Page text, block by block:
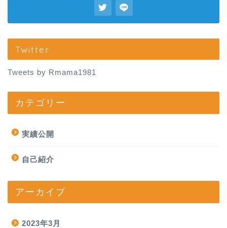
Twitter
Tweets by Rmama1981
カテゴリー
実績公開
自己紹介
アーカイブ
2023年3月